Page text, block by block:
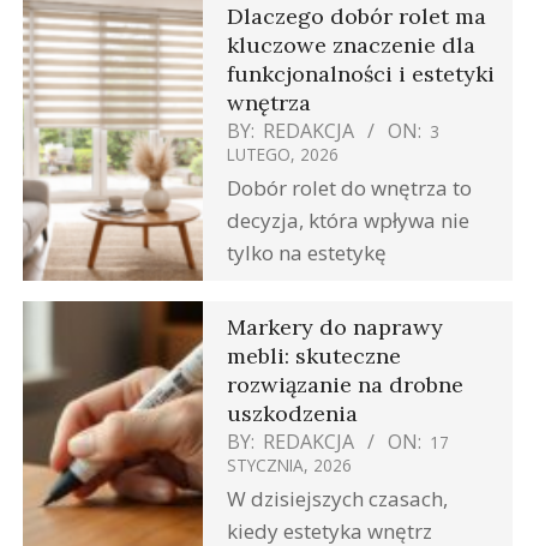
Dlaczego dobór rolet ma
kluczowe znaczenie dla
funkcjonalności i estetyki
wnętrza
BY: REDAKCJA ON: 3
LUTEGO, 2026
Dobór rolet do wnętrza to
decyzja, która wpływa nie
tylko na estetykę
Markery do naprawy
mebli: skuteczne
rozwiązanie na drobne
uszkodzenia
BY: REDAKCJA ON: 17
STYCZNIA, 2026
W dzisiejszych czasach,
kiedy estetyka wnętrz